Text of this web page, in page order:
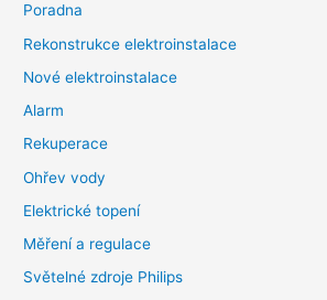
Poradna
Rekonstrukce elektroinstalace
Nové elektroinstalace
Alarm
Rekuperace
Ohřev vody
Elektrické topení
Měření a regulace
Světelné zdroje Philips